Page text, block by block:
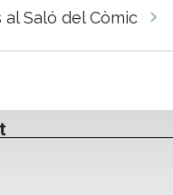
al Saló del Còmic